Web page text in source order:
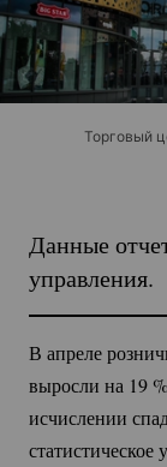
Торговый
Данные
управления.
В апреле
выросли на 19 %
исчислении